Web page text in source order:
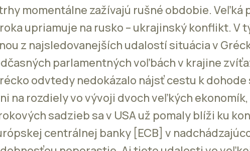
momentálne zažívajú rušné obdobie. Veľká
upriamuje na rusko – ukrajinský konflikt. V
z najsledovanejších udalostí situácia v
parlamentných voľbách v krajine
odvtedy nedokázalo nájsť cestu k
na rozdiely vo vývoji dvoch veľkých ekonomík,
sadzieb sa v USA už pomaly blíži ku
centrálnej banky [ECB] v